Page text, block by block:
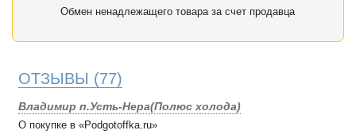
Обмен ненадлежащего товара за счет продавца
ОТЗЫВЫ (77)
Владимир п.Усть-Нера(Полюс холода)
О покупке в «Podgotoffka.ru»